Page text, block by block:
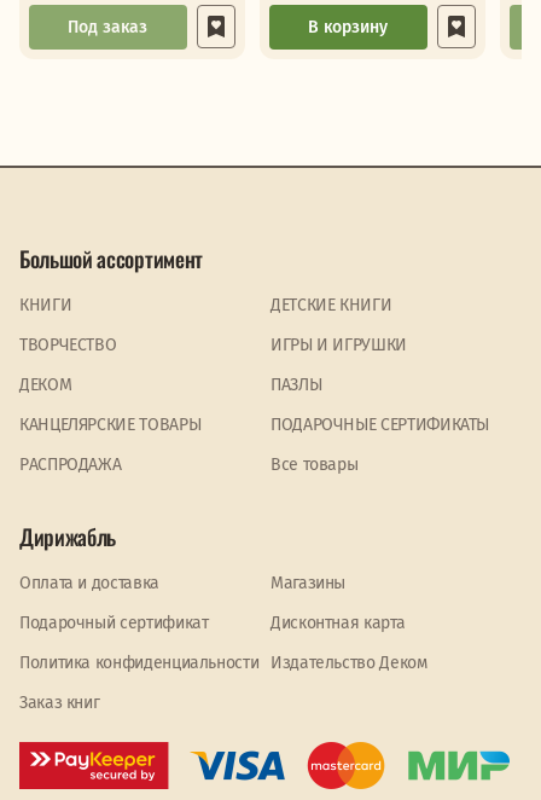
Под заказ В корзину
Большой ассортимент
КНИГИ
ДЕТСКИЕ КНИГИ
ТВОРЧЕСТВО
ИГРЫ И ИГРУШКИ
ДЕКОМ
ПАЗЛЫ
КАНЦЕЛЯРСКИЕ ТОВАРЫ
ПОДАРОЧНЫЕ СЕРТИФИКАТЫ
PАСПРОДАЖА
Все товары
Дирижабль
Оплата и доставка
Магазины
Подарочный сертификат
Дисконтная карта
Политика конфиденциальности
Издательство Деком
Заказ книг